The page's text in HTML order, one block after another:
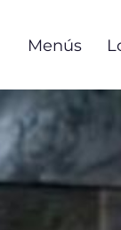
Menús